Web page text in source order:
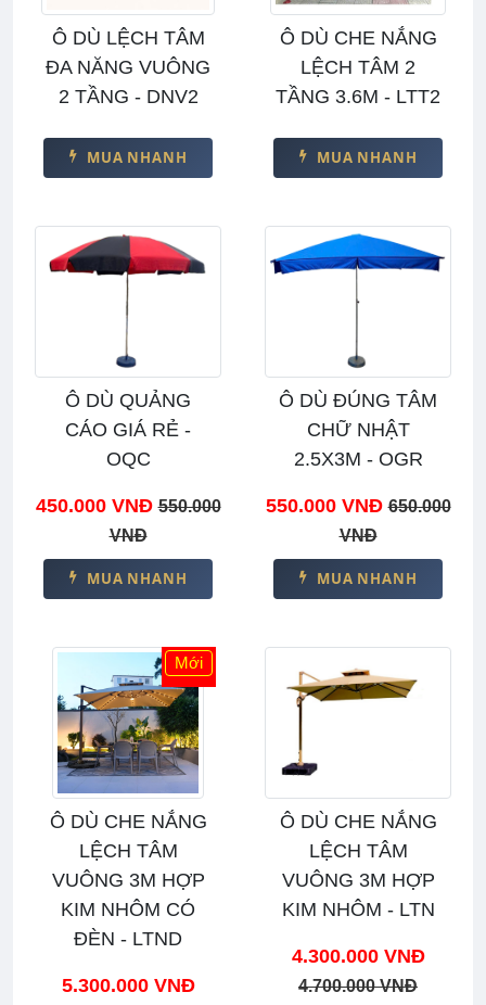
Ô DÙ LỆCH TÂM
ĐA NĂNG VUÔNG
2 TẦNG - DNV2
MUA NHANH
Ô DÙ CHE NẮNG
LỆCH TÂM 2
TẦNG 3.6M - LTT2
MUA NHANH
Ô DÙ QUẢNG
CÁO GIÁ RẺ -
OQC
450.000 VNĐ 550.000
VNĐ
MUA NHANH
Ô DÙ ĐÚNG TÂM
CHỮ NHẬT
2.5X3M - OGR
550.000 VNĐ 650.000
VNĐ
MUA NHANH
Mới
Ô DÙ CHE NẮNG
LỆCH TÂM
VUÔNG 3M HỢP
KIM NHÔM CÓ
ĐÈN - LTND
5.300.000 VNĐ
Ô DÙ CHE NẮNG
LỆCH TÂM
VUÔNG 3M HỢP
KIM NHÔM - LTN
4.300.000 VNĐ
4.700.000 VNĐ